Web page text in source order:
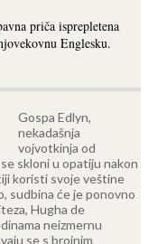
priča isprepletena
Englesku.
Gospa Edlyn,
nekadašnja
vojvotkinja od
skloni u opatiju nakon
koristi svoje veštine
sudbina će je ponovno
Hugha de
neizmernu
se s brojnim